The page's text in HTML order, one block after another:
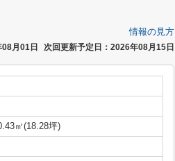
情報の見方
月01日 次回更新予定日：2026年08月15日
㎡(18.28坪)